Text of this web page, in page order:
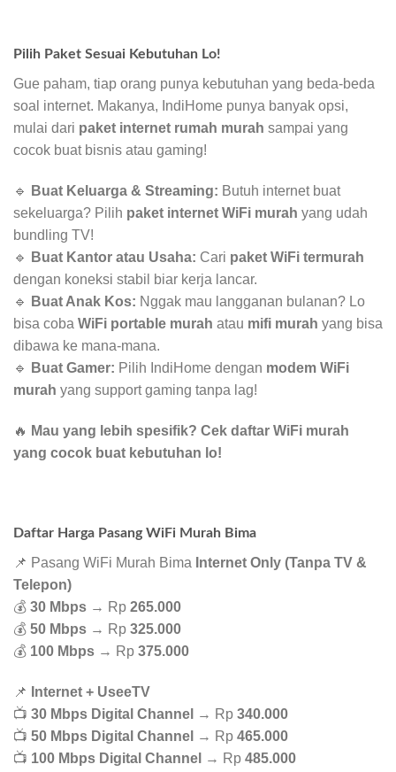
Pilih Paket Sesuai Kebutuhan Lo!
Gue paham, tiap orang punya kebutuhan yang beda-beda
soal internet. Makanya, IndiHome punya banyak opsi,
mulai dari paket internet rumah murah sampai yang
cocok buat bisnis atau gaming!
🔹 Buat Keluarga & Streaming: Butuh internet buat
sekeluarga? Pilih paket internet WiFi murah yang udah
bundling TV!
🔹
Buat Kantor atau Usaha: Cari paket WiFi termurah
dengan koneksi stabil biar kerja lancar.
🔹
Buat Anak Kos: Nggak mau langganan bulanan? Lo
bisa coba WiFi portable murah atau mifi murah yang bisa
dibawa ke mana-mana.
🔹
Buat Gamer: Pilih IndiHome dengan modem WiFi
murah yang support gaming tanpa lag!
🔥 Mau yang lebih spesifik? Cek daftar WiFi murah
yang cocok buat kebutuhan lo!
Daftar Harga Pasang WiFi Murah Bima
📌 Pasang WiFi Murah Bima Internet Only (Tanpa TV &
Telepon)
💰 30 Mbps → Rp 265.000
💰 50 Mbps → Rp 325.000
💰 100 Mbps → Rp 375.000
📌
Internet + UseeTV
📺 30 Mbps Digital Channel → Rp 340.000
📺 50 Mbps Digital Channel → Rp 465.000
📺 100 Mbps Digital Channel → Rp 485.000